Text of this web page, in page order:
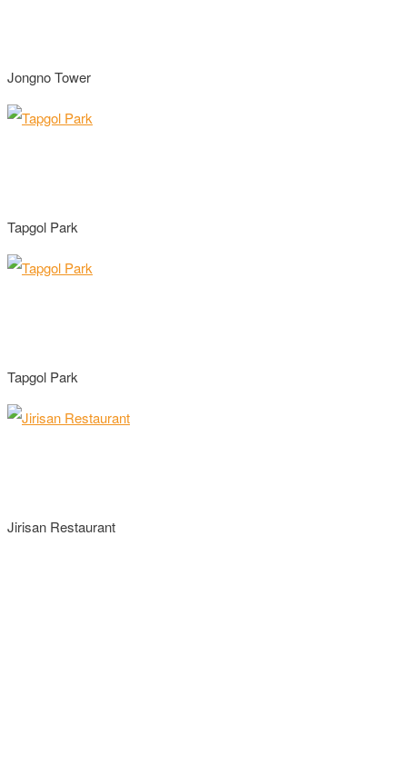
Jongno Tower
Tapgol Park
Tapgol Park
Jirisan Restaurant